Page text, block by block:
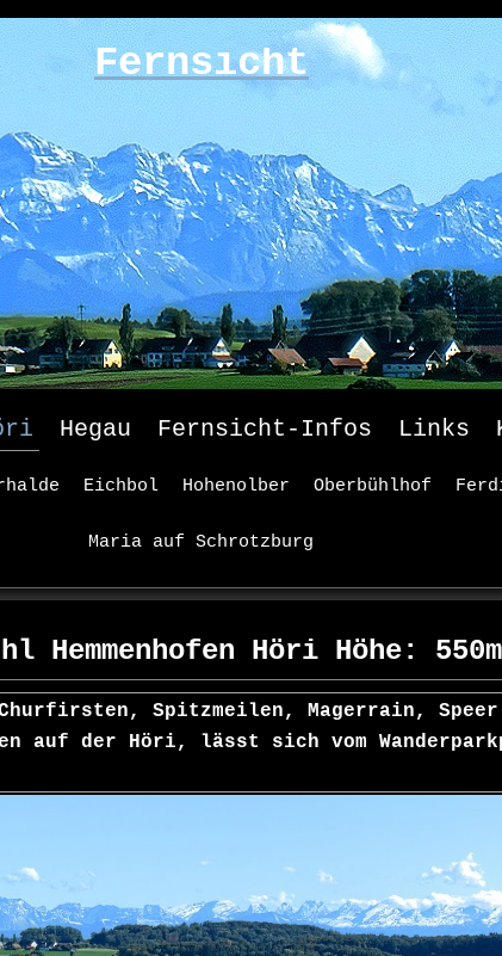
Fernsicht
Hegau Fernsicht-Infos Links
Eichbol Hohenolber Oberbühlhof
Maria auf Schrotzburg
Hemmenhofen Höri Höhe:
Spitzmeilen, Magerrain,
auf der Höri, lässt sich vom